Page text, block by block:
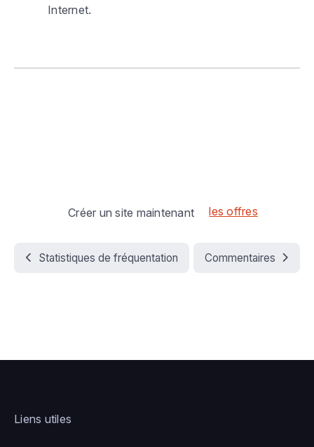
Internet.
Créer un site maintenant les offres
Statistiques de fréquentation Commentaires
Liens utiles